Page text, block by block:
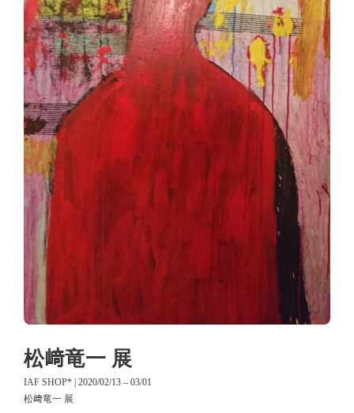
松﨑竜一 展
IAF SHOP* | 2020/02/13 – 03/01
松﨑竜一 展